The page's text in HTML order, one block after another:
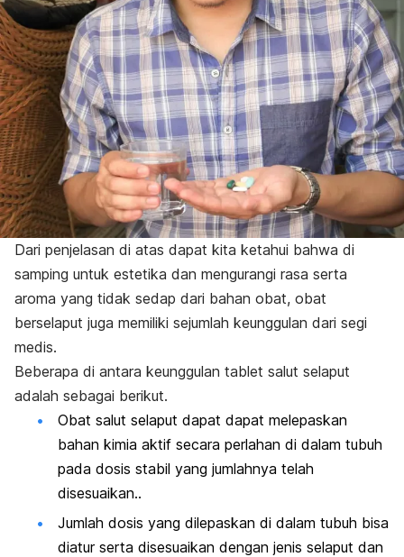
Dari penjelasan di atas dapat kita ketahui bahwa di
samping untuk estetika dan mengurangi rasa serta
aroma yang tidak sedap dari bahan obat, obat
berselaput juga memiliki sejumlah keunggulan dari segi
medis.
Beberapa di antara keunggulan tablet salut selaput
adalah sebagai berikut.
Obat salut selaput dapat dapat melepaskan
bahan kimia aktif secara perlahan di dalam tubuh
pada dosis stabil yang jumlahnya telah
disesuaikan..
Jumlah dosis yang dilepaskan di dalam tubuh bisa
diatur serta disesuaikan dengan jenis selaput dan